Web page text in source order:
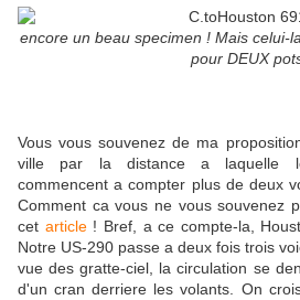
encore un beau specimen ! Mais celui-
pour DEUX
Vous vous souvenez de ma
ville par la distance a laquelle
commencent a compter plus de deux
Comment ca vous ne vous souvenez
cet article! Bref, a ce compte-la,
Notre US-290 passe a deux fois trois
vue des gratte-ciel, la circulation se
d'un cran derriere les volants. On